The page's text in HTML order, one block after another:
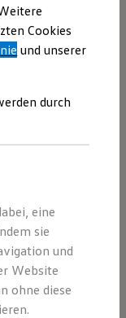
Cookies
und unserer
durch
eine
sie
und
Website
ohne diese